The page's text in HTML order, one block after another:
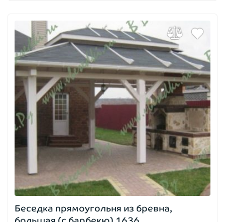
Беседка прямоугольня из бревна,